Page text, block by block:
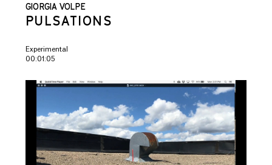
GIORGIA VOLPE
PULSATIONS
Experimental
00:01:05